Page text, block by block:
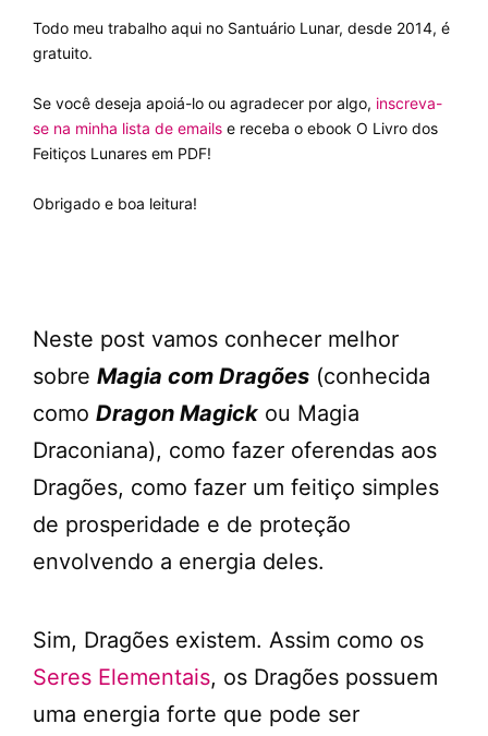
Todo meu trabalho aqui no Santuário Lunar, desde 2014, é
gratuito.
Se você deseja apoiá-lo ou agradecer por algo, inscreva-
se na minha lista de emails e receba o ebook O Livro dos
Feitiços Lunares em PDF!
Obrigado e boa leitura!
Neste post vamos conhecer melhor
sobre Magia com Dragões (conhecida
como Dragon Magick ou Magia
Draconiana), como fazer oferendas aos
Dragões, como fazer um feitiço simples
de prosperidade e de proteção
envolvendo a energia deles.
Sim, Dragões existem. Assim como os
Seres Elementais, os Dragões possuem
uma energia forte que pode ser